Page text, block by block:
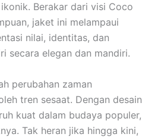
Berakar dari visi Coco
jaket ini melampaui
nilai, identitas, dan
secara elegan dan mandiri.
perubahan zaman
tren sesaat. Dengan desain
kuat dalam budaya populer,
Tak heran jika hingga kini,